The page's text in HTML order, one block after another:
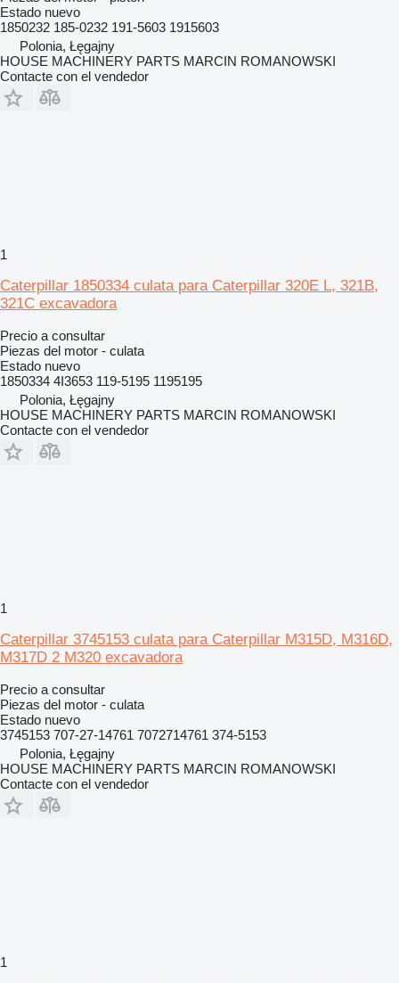
Estado nuevo
1850232 185-0232 191-5603 1915603
Polonia, Łęgajny
HOUSE MACHINERY PARTS MARCIN ROMANOWSKI
Contacte con el vendedor
1
Caterpillar 1850334 culata para Caterpillar 320E L, 321B,
321C excavadora
Precio a consultar
Piezas del motor - culata
Estado nuevo
1850334 4I3653 119-5195 1195195
Polonia, Łęgajny
HOUSE MACHINERY PARTS MARCIN ROMANOWSKI
Contacte con el vendedor
1
Caterpillar 3745153 culata para Caterpillar M315D, M316D,
M317D 2 M320 excavadora
Precio a consultar
Piezas del motor - culata
Estado nuevo
3745153 707-27-14761 7072714761 374-5153
Polonia, Łęgajny
HOUSE MACHINERY PARTS MARCIN ROMANOWSKI
Contacte con el vendedor
1